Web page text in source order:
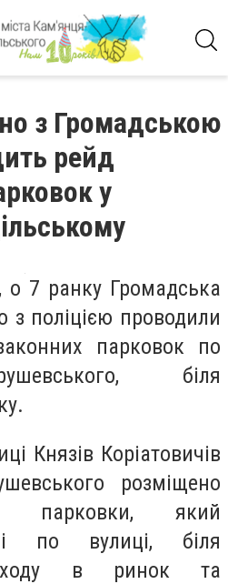
з Громадською
рейд
у
о 7 ранку Громадська
з поліцією проводили
парковок по
біля
Князів Коріатовичів
розміщено
парковки, який
по вулиці, біля
входу в ринок та